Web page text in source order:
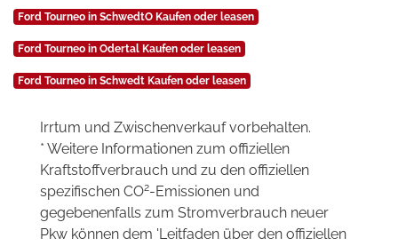
Ford Tourneo in SchwedtO Kaufen oder leasen
Ford Tourneo in Odertal Kaufen oder leasen
Ford Tourneo in Schwedt Kaufen oder leasen
Irrtum und Zwischenverkauf vorbehalten.
* Weitere Informationen zum offiziellen
Kraftstoffverbrauch und zu den offiziellen
spezifischen CO2-Emissionen und
gegebenenfalls zum Stromverbrauch neuer
Pkw können dem 'Leitfaden über den offiziellen